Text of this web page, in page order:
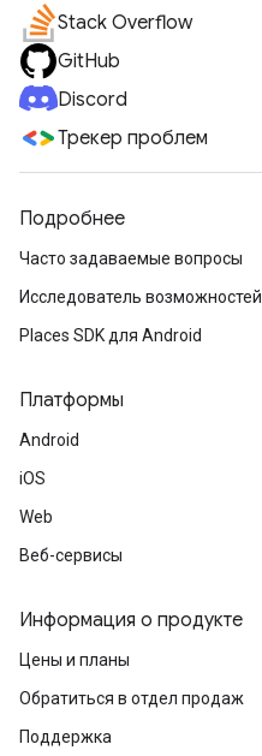
Stack Overflow
GitHub
Discord
Трекер проблем
Подробнее
Часто задаваемые вопросы
Исследователь возможностей
Places SDK для Android
Платформы
Android
iOS
Web
Веб-сервисы
Информация о продукте
Цены и планы
Обратиться в отдел продаж
Поддержка